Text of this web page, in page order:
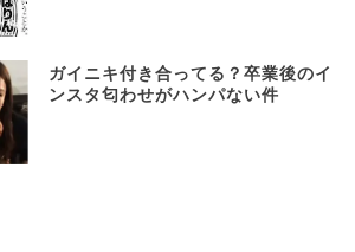
ガイニキ付き合ってる？卒業後のイ
ンスタ匂わせがハンパない件